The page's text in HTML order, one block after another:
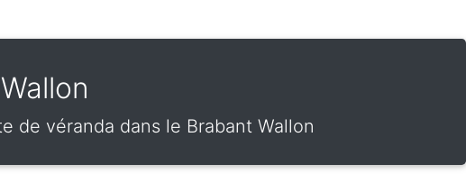
de véranda dans le Brabant Wallon